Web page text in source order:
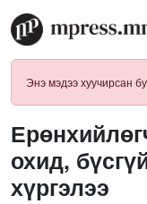
Энэ мэдээ хуучирсан
охид,
хүргэлээ